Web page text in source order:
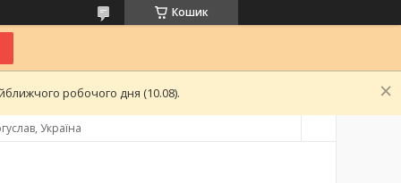
Кошик
робочого дня (10.08).
Україна